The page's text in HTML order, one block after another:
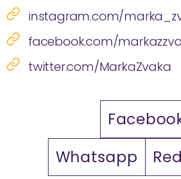
instagram.com/
facebook.com/
twitter.com/MarkaZvaka
Whatsapp